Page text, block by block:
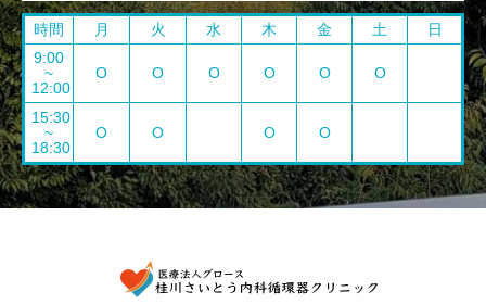
時間 月 火 水 木 金 土
日
9:00
~
12:00
O O O O O O
15:30
~
18:30
O O O O